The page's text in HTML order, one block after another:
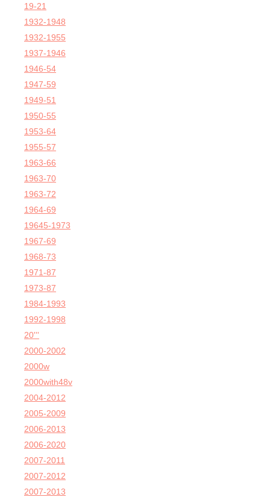
19-21
1932-1948
1932-1955
1937-1946
1946-54
1947-59
1949-51
1950-55
1953-64
1955-57
1963-66
1963-70
1963-72
1964-69
19645-1973
1967-69
1968-73
1971-87
1973-87
1984-1993
1992-1998
20'''
2000-2002
2000w
2000with48v
2004-2012
2005-2009
2006-2013
2006-2020
2007-2011
2007-2012
2007-2013